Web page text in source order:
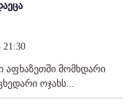
მომხდარი
ოჯახს...